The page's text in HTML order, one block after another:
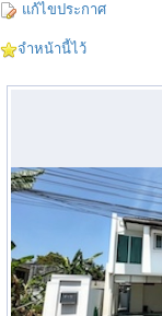
แก้ไขประกาศ
จำหน้านี้ไว้